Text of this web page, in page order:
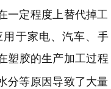
一定程度上替代掉工
于家电、汽车、手
塑胶的生产加工过程
分等原因导致了大量